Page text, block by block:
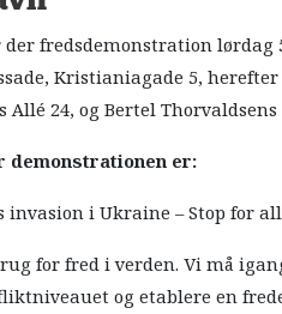
der fredsdemonstration
Kristianiagade 5,
Allé 24, og Bertel
demonstrationen er:
invasion i Ukraine – Stop for
for fred i verden. Vi må
og etablere en